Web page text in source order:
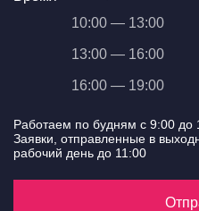
10:00 — 13:00
13:00 — 16:00
16:00 — 19:00
Работаем по будням с 9:00 до
Заявки, отправленные в
рабочий день до 11:00